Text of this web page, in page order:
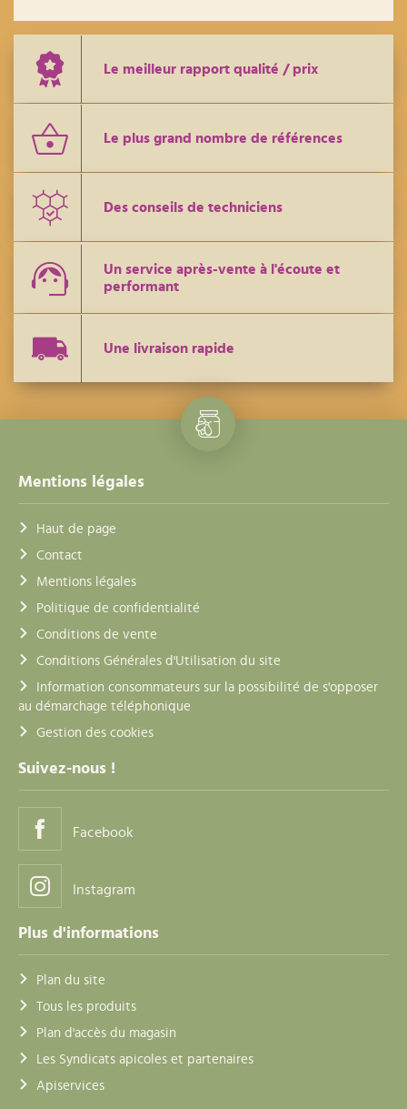
Le meilleur rapport qualité / prix
Le plus grand nombre de références
Des conseils de techniciens
Un service après-vente à l'écoute et
performant
Une livraison rapide
Mentions légales
Haut de page
Contact
Mentions légales
Politique de confidentialité
Conditions de vente
Conditions Générales d'Utilisation du site
Information consommateurs sur la possibilité de s'opposer
au démarchage téléphonique
Gestion des cookies
Suivez-nous !
Facebook
Instagram
Plus d'informations
Plan du site
Tous les produits
Plan d'accès du magasin
Les Syndicats apicoles et partenaires
Apiservices